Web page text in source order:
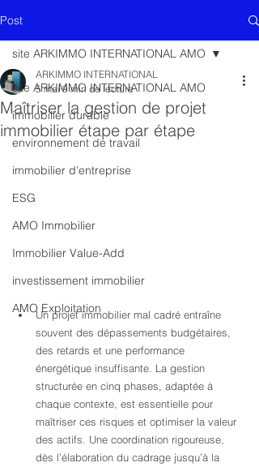
Post
site ARKIMMO INTERNATIONAL AMO
immobilier durable
environnement de travail
immobilier d'entreprise
ESG
AMO Immobilier
Immobilier Value-Add
investissement immobilier
AMO Exploitation
site ARKIMMO INTERNATIONAL AMO
Maîtriser la gestion de projet
immobilier étape par étape
ARKIMMO INTERNATIONAL
5 mai 9 min de lecture
Un projet immobilier mal cadré entraîne
souvent des dépassements budgétaires,
des retards et une performance
énergétique insuffisante. La gestion
structurée en cinq phases, adaptée à
chaque contexte, est essentielle pour
maîtriser ces risques et optimiser la valeur
des actifs. Une coordination rigoureuse,
dès l’élaboration du cadrage jusqu’à la